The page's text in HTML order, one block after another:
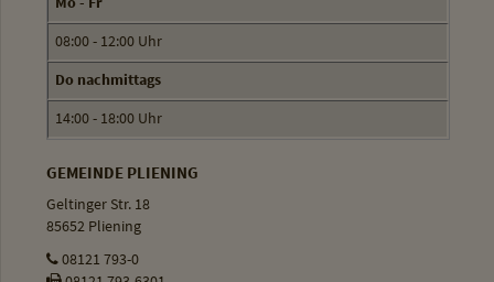
08:00 - 12:00 Uhr
Do nachmittags
14:00 - 18:00 Uhr
GEMEINDE PLIENING
Geltinger Str. 18
85652 Pliening
08121 793-0